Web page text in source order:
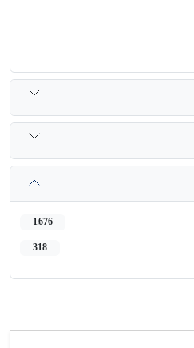
1,676
318